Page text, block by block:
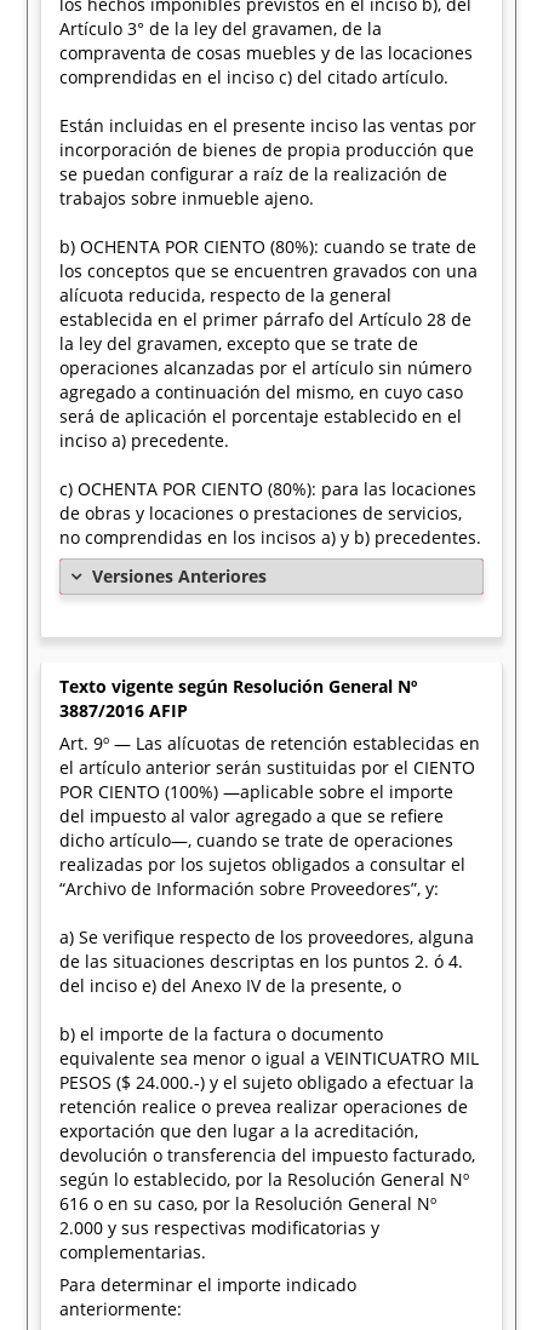
Artículo 3° de la ley del gravamen, de la
compraventa de cosas muebles y de las locaciones
comprendidas en el inciso c) del citado artículo.
Están incluidas en el presente inciso las ventas por
incorporación de bienes de propia producción que
se puedan configurar a raíz de la realización de
trabajos sobre inmueble ajeno.
b) OCHENTA POR CIENTO (80%): cuando se trate de
los conceptos que se encuentren gravados con una
alícuota reducida, respecto de la general
establecida en el primer párrafo del Artículo 28 de
la ley del gravamen, excepto que se trate de
operaciones alcanzadas por el artículo sin número
agregado a continuación del mismo, en cuyo caso
será de aplicación el porcentaje establecido en el
inciso a) precedente.
c) OCHENTA POR CIENTO (80%): para las locaciones
de obras y locaciones o prestaciones de servicios,
no comprendidas en los incisos a) y b) precedentes.
Versiones Anteriores
Texto vigente según Resolución General Nº
3887/2016 AFIP
Art. 9º — Las alícuotas de retención establecidas en
el artículo anterior serán sustituidas por el CIENTO
POR CIENTO (100%) —aplicable sobre el importe
del impuesto al valor agregado a que se refiere
dicho artículo—, cuando se trate de operaciones
realizadas por los sujetos obligados a consultar el
“Archivo de Información sobre Proveedores”, y:
a) Se verifique respecto de los proveedores, alguna
de las situaciones descriptas en los puntos 2. ó 4.
del inciso e) del Anexo IV de la presente, o
b) el importe de la factura o documento
equivalente sea menor o igual a VEINTICUATRO MIL
PESOS ($ 24.000.-) y el sujeto obligado a efectuar la
retención realice o prevea realizar operaciones de
exportación que den lugar a la acreditación,
devolución o transferencia del impuesto facturado,
según lo establecido, por la Resolución General Nº
616 o en su caso, por la Resolución General Nº
2.000 y sus respectivas modificatorias y
complementarias.
Para determinar el importe indicado
anteriormente: